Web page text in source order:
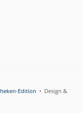
Edition • Design &